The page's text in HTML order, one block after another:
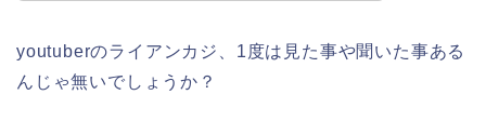
youtuberのライアンカジ、1度は見た事や聞いた事ある
んじゃ無いでしょうか？